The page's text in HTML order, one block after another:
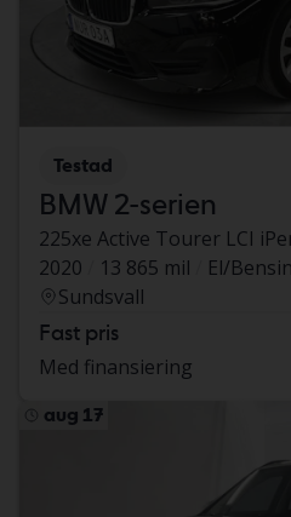
Testad
BMW 2-serien
225xe Active Tourer LCI
2020
13 865 mil
El/Bensin
Sundsvall
Fast pris
Med finansiering
aug 17